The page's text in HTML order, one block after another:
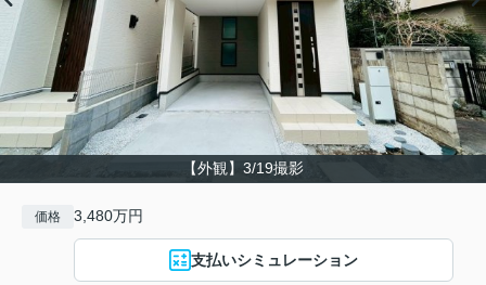
【外観】3/19撮影
価格 3,480万円
支払いシミュレーション